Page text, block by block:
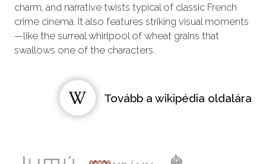
charm, and narrative twists typical of classic French
crime cinema. It also features striking visual moments
—like the surreal whirlpool of wheat grains that
swallows one of the characters.
Tovább a wikipédia oldalára